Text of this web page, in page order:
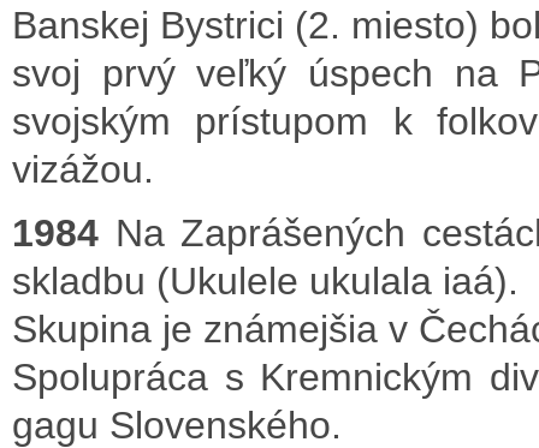
Banskej Bystrici (2. miesto)
svoj prvý veľký úspech na
svojským prístupom k
vizážou.
1984 Na Zaprášených
skladbu (Ukulele ukulala iaá).
Skupina je známejšia v
Spolupráca s Kremnickým
gagu Slovenského.